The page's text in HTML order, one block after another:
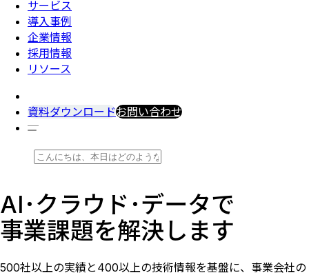
サービス
導入事例
企業情報
採用情報
リソース
資料ダウンロードお問い合わせ
AI･クラウド･データで
事業課題を解決します
500社以上の実績と400以上の技術情報を基盤に、事業会社の